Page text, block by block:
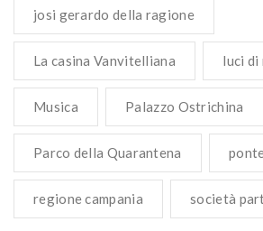
josi gerardo della ragione
La casina Vanvitelliana luci di
Musica Palazzo Ostrichina
Parco della Quarantena
regione campania società